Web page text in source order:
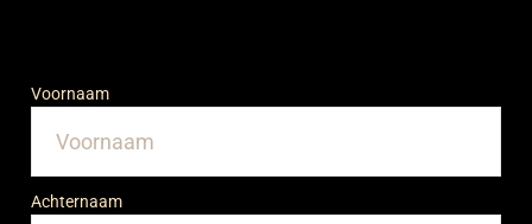
Voornaam
Achternaam